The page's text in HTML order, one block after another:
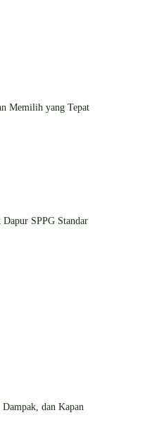
Memilih yang Tepat
SPPG Standar
dan Kapan